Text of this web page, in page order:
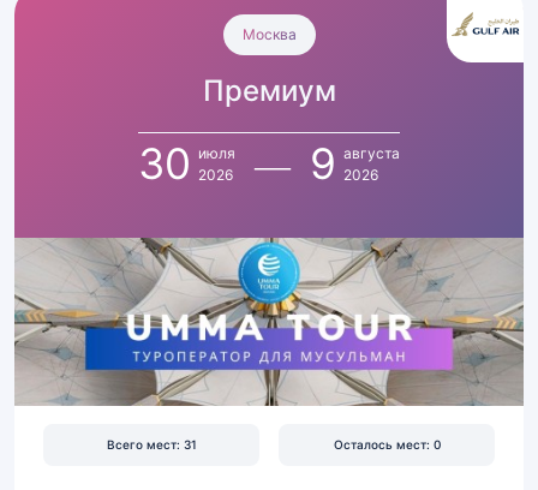
Москва
Премиум
30 июля
2026
9 августа
2026
Всего мест: 31 Осталось мест: 0
Перелет,
отель
5★
400